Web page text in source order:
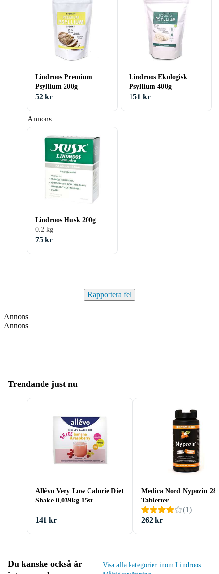
Annons
Lindroos Premium
Psyllium 200g
52 kr
Lindroos Ekologisk
Psyllium 400g
151 kr
Lindroos Husk 200g
0.2 kg
75 kr
Rapportera fel
Annons
Annons
Trendande just nu
Allévo Very Low Calorie Diet
Shake 0,039kg 15st
141 kr
Medica Nord Nypozin
Tabletter
(1)
262 kr
Du kanske också är
Visa alla kategorier inom Lindroos